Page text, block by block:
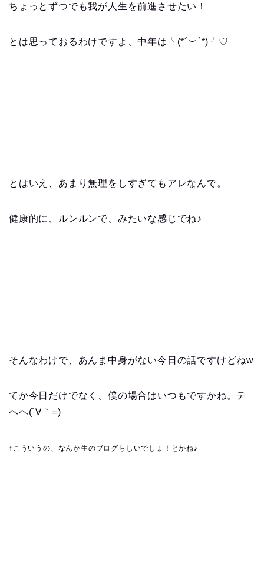
ちょっとずつでも我が人生を前進させたい！
とは思っておるわけですよ、中年は╰(*´︶`*)╯♡
とはいえ、あまり無理をしすぎてもアレなんで。
健康的に、ルンルンで、みたいな感じでね♪
そんなわけで、あんま中身がない今日の話ですけどねw
てか今日だけでなく、僕の場合はいつもですかね。テ
ヘヘ(´∀｀=)
↑こういうの、なんか生のブログらしいでしょ！とかね♪